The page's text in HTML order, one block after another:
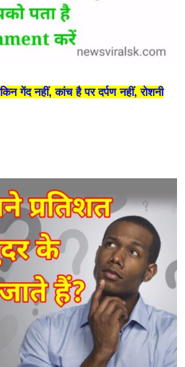
गेंद नहीं, कांच है पर दर्पण नहीं, रोशनी